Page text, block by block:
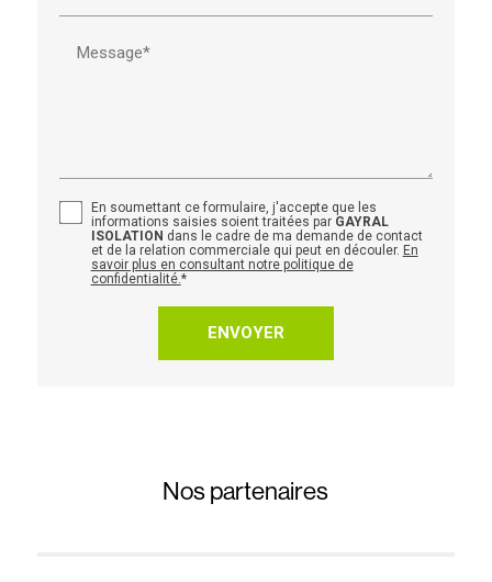
Message*
En soumettant ce formulaire, j'accepte que les
informations saisies soient traitées par GAYRAL
ISOLATION dans le cadre de ma demande de contact
et de la relation commerciale qui peut en découler. En
savoir plus en consultant notre politique de
confidentialité.*
Nos partenaires